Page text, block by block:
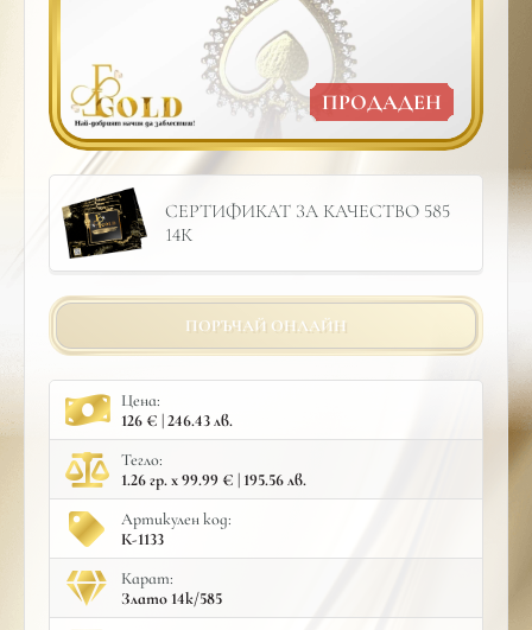
ПРОДАДЕН
СЕРТИФИКАТ ЗА КАЧЕСТВО 585
14К
ПОРЪЧАЙ ОНЛАЙН
Цена:
126 € | 246.43 лв.
Тегло:
1.26 гр. x 99.99 € | 195.56 лв.
Артикулен код:
К-1133
Карат:
Злато 14к/585